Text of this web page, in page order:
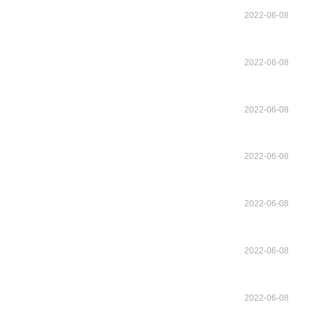
2022-06-08
2022-06-08
2022-06-08
2022-06-08
2022-06-08
2022-06-08
2022-06-08